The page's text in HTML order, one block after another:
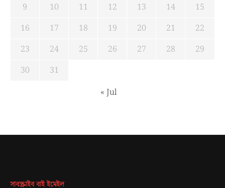
9
10 11 12 13 14
15
16
17 18 19 20 21
22
23
24 25 26 27 28
29
30
31
« Jul
সাবস্ক্রাইব বাই ইমেইল